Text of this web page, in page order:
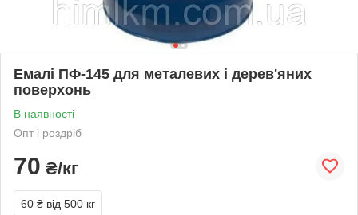
Емалі ПФ-145 для металевих і дерев'яних
поверхонь
В наявності
Опт і роздріб
70 ₴/кг
60 ₴ від 500 кг